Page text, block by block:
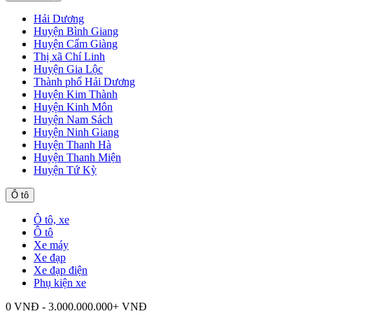
Hải Dương
Huyện Bình Giang
Huyện Cẩm Giàng
Thị xã Chí Linh
Huyện Gia Lộc
Thành phố Hải Dương
Huyện Kim Thành
Huyện Kinh Môn
Huyện Nam Sách
Huyện Ninh Giang
Huyện Thanh Hà
Huyện Thanh Miện
Huyện Tứ Kỳ
Ô tô
Ô tô, xe
Ô tô
Xe máy
Xe đạp
Xe đạp điện
Phụ kiện xe
0 VNĐ - 3.000.000.000+ VNĐ